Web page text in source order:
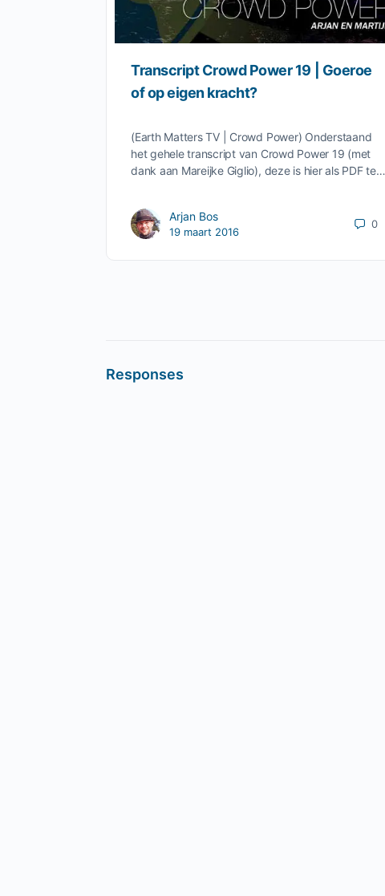
Transcript Crowd Power 19 | Goeroe
of op eigen kracht?
(Earth Matters TV | Crowd Power) Onderstaand
het gehele transcript van Crowd Power 19 (met
dank aan Mareijke Giglio), deze is hier als PDF te…
Arjan Bos
19 maart 2016
0
Responses